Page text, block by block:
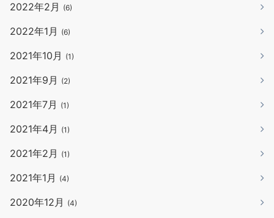
2022年2月 (6)
2022年1月 (6)
2021年10月 (1)
2021年9月 (2)
2021年7月 (1)
2021年4月 (1)
2021年2月 (1)
2021年1月 (4)
2020年12月 (4)